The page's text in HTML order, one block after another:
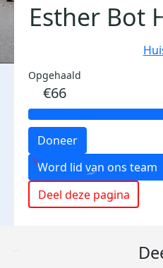
Esther Bot
Opgehaald
€66
Doneer
Word lid van ons team
Deel deze pagina